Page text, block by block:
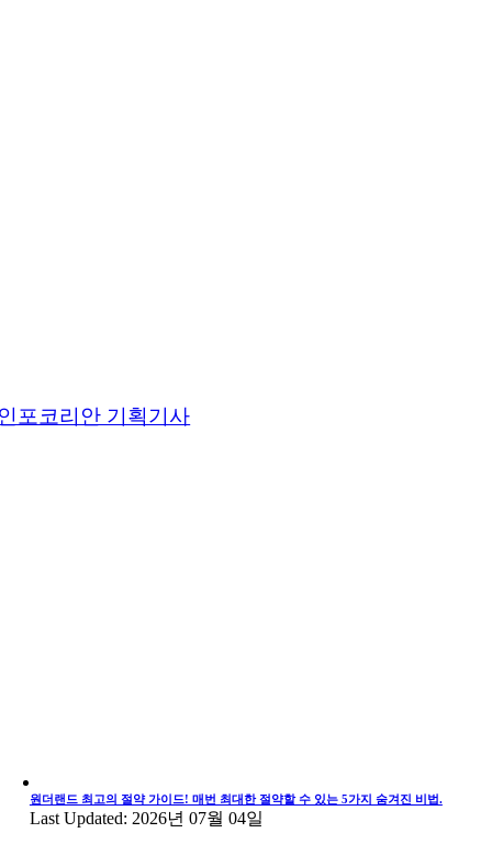
포코리안 기획기사
원더랜드 최고의 절약 가이드! 매번 최대한 절약할 수 있는 5가지 숨겨진 비법.
Last Updated: 2026년 07월 04일